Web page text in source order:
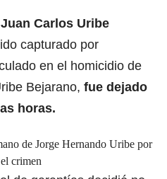
Juan Carlos Uribe
capturado por
en el homicidio de
Bejarano, fue dejado
horas.
de Jorge Hernando Uribe por
crimen